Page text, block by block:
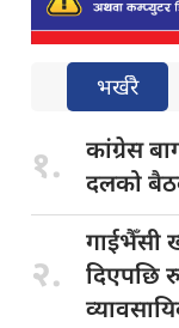
भर्खरै
१. कांग्रेस
दलको
२.
गाईभैँसी
दिएपछि